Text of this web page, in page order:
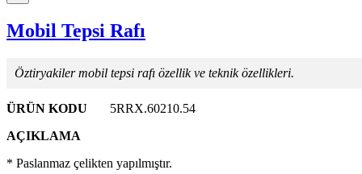
Mobil Tepsi Rafı
Öztiryakiler mobil tepsi rafı özellik ve teknik özellikleri.
ÜRÜN KODU
5RRX.60210.54
AÇIKLAMA
* Paslanmaz çelikten yapılmıştır.